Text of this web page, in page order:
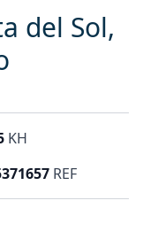
del Sol,
REF
KH